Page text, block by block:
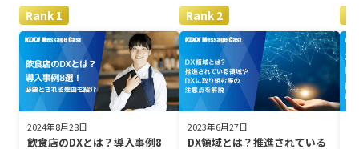
2024年8月28日
飲食店のDXとは？導入事例8
2023年6月27日
DX領域とは？推進されている